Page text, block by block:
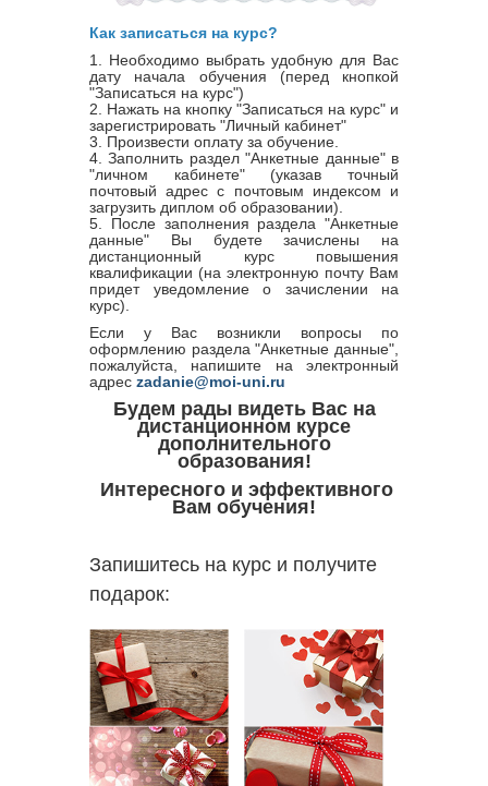
Как записаться на курс?
1. Необходимо выбрать удобную для Вас
дату начала обучения (перед кнопкой
"Записаться на курс")
2. Нажать на кнопку "Записаться на курс" и
зарегистрировать "Личный кабинет"
3. Произвести оплату за обучение.
4. Заполнить раздел "Анкетные данные" в
"личном кабинете" (указав точный
почтовый адрес с почтовым индексом и
загрузить диплом об образовании).
5. После заполнения раздела "Анкетные
данные" Вы будете зачислены на
дистанционный курс повышения
квалификации (на электронную почту Вам
придет уведомление о зачислении на
курс).
Если у Вас возникли вопросы по
оформлению раздела "Анкетные данные",
пожалуйста, напишите на электронный
адрес zadanie@moi-uni.ru
Будем рады видеть Вас на
дистанционном курсе
дополнительного
образования!
Интересного и эффективного
Вам обучения!
Запишитесь на курс и получите
подарок: